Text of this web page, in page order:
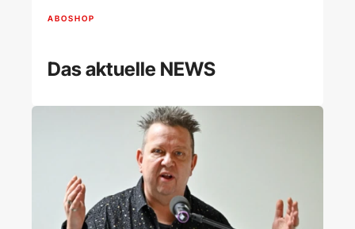
ABOSHOP
Das aktuelle NEWS